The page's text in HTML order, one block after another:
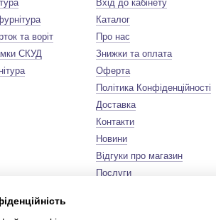
та воріт
СКУД
Вхід до кабінету
Каталог
Про нас
Знижки та оплата
Оферта
Політика Конфіденційності
Доставка
Контакти
Новини
Відгуки про магазин
Послуги